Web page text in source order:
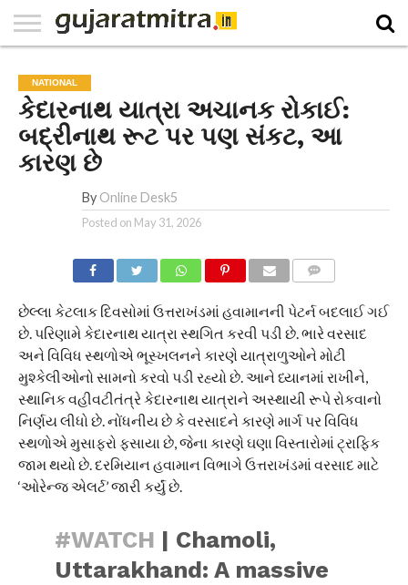
PAPER
NATIONAL
WORLD
BUSINESS
SPORTS
GUJARAT
OPINION
MORE
NATIONAL
કેદારનાથ યાત્રા અચાનક રોકાઈ:
બદ્રીનાથ રૂટ પર પણ સંકટ, આ
કારણ છે
By Online Desk5
Posted on May 31, 2026
છેલ્લા કેટલાક દિવસોમાં ઉત્તરાખંડમાં હવામાનની પેટર્ન બદલાઈ ગઈ
છે. પરિણામે કેદારનાથ યાત્રા સ્થગિત કરવી પડી છે. ભારે વરસાદ
અને વિવિધ સ્થળોએ ભૂસ્ખલનને કારણે યાત્રાળુઓને મોટી
મુશ્કેલીઓનો સામનો કરવો પડી રહ્યો છે. આને ધ્યાનમાં રાખીને,
સ્થાનિક વહીવટીતંત્રે કેદારનાથ યાત્રાને અસ્થાયી રૂપે રોકવાનો
નિર્ણય લીધો છે. નોંધનીય છે કે વરસાદને કારણે માર્ગ પર વિવિધ
સ્થળોએ મુસાફરો ફસાયા છે, જેના કારણે ઘણા વિસ્તારોમાં ટ્રાફિક
જામ થયો છે. દરમિયાન હવામાન વિભાગે ઉત્તરાખંડમાં વરસાદ માટે
‘ઓરેન્જ એલર્ટ’ જારી કર્યું છે.
#WATCH | Chamoli,
Uttarakhand: A massive